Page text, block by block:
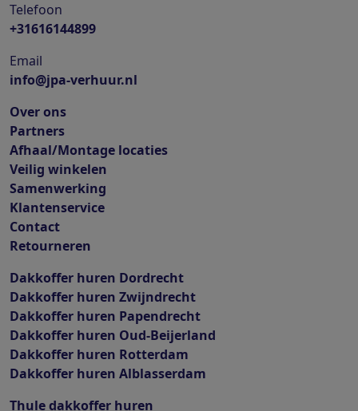
Telefoon
+31616144899
Email
info@jpa-verhuur.nl
Over ons
Partners
Afhaal/Montage locaties
Veilig winkelen
Samenwerking
Klantenservice
Contact
Retourneren
Dakkoffer huren Dordrecht
Dakkoffer huren Zwijndrecht
Dakkoffer huren Papendrecht
Dakkoffer huren Oud-Beijerland
Dakkoffer huren Rotterdam
Dakkoffer huren Alblasserdam
Thule dakkoffer huren